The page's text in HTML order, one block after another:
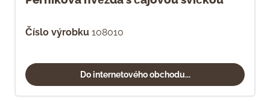
Číslo výrobku 108010
Do internetového obchodu...